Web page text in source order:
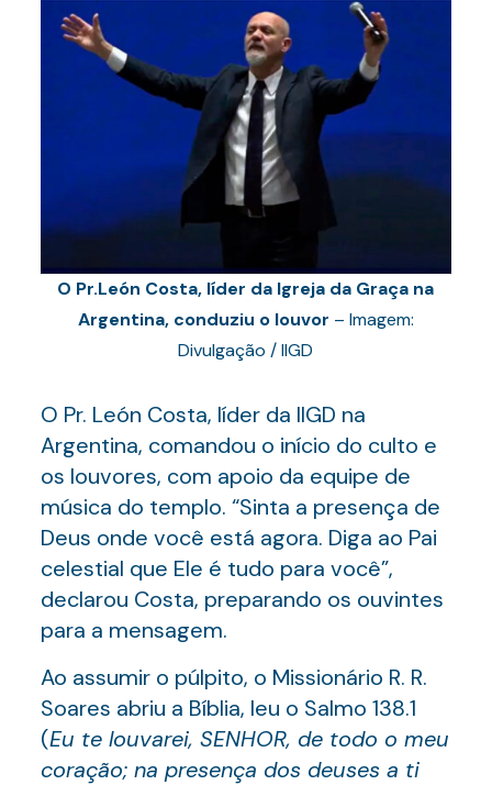
O Pr.León Costa, líder da Igreja da Graça na
Argentina, conduziu o louvor – Imagem:
Divulgação / IIGD
O Pr. León Costa, líder da IIGD na
Argentina, comandou o início do culto e
os louvores, com apoio da equipe de
música do templo. “Sinta a presença de
Deus onde você está agora. Diga ao Pai
celestial que Ele é tudo para você”,
declarou Costa, preparando os ouvintes
para a mensagem.
Ao assumir o púlpito, o Missionário R. R.
Soares abriu a Bíblia, leu o Salmo 138.1
(Eu te louvarei, SENHOR, de todo o meu
coração; na presença dos deuses a ti